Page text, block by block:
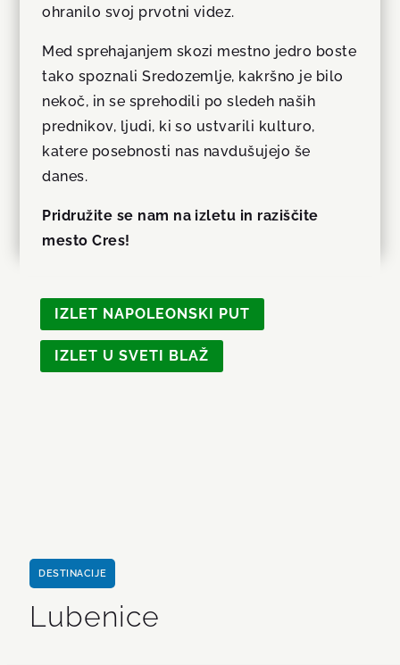
ohranilo svoj prvotni videz.
Med sprehajanjem skozi mestno jedro boste
tako spoznali Sredozemlje, kakršno je bilo
nekoč, in se sprehodili po sledeh naših
prednikov, ljudi, ki so ustvarili kulturo,
katere posebnosti nas navdušujejo še
danes.
Pridružite se nam na izletu in raziščite
mesto Cres!
IZLET NAPOLEONSKI PUT
IZLET U SVETI BLAŽ
DESTINACIJE
Lubenice